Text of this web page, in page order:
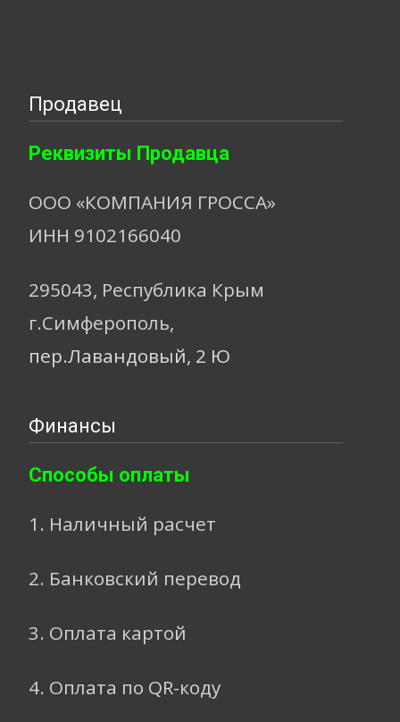
Продавец
Реквизиты Продавца
ООО «КОМПАНИЯ ГРОССА»
ИНН 9102166040
295043, Республика Крым
г.Симферополь,
пер.Лавандовый, 2 Ю
Финансы
Способы оплаты
1. Наличный расчет
2. Банковский перевод
3. Оплата картой
4. Оплата по QR-коду